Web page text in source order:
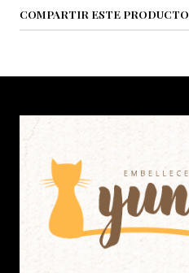
COMPARTIR ESTE PRODUCTO